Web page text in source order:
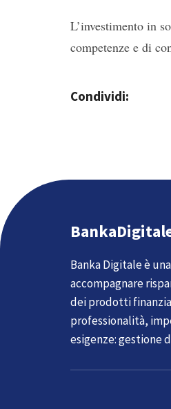
L’investimento in
competenze e di
Condividi:
Banka Digitale è
accompagnare
dei prodotti
professionalità,
esigenze: gestione